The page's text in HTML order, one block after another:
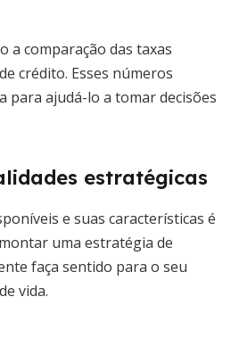
a comparação das taxas
crédito. Esses números
para ajudá-lo a tomar decisões
estratégicas
e suas características é
uma estratégia de
faça sentido para o seu
vida.